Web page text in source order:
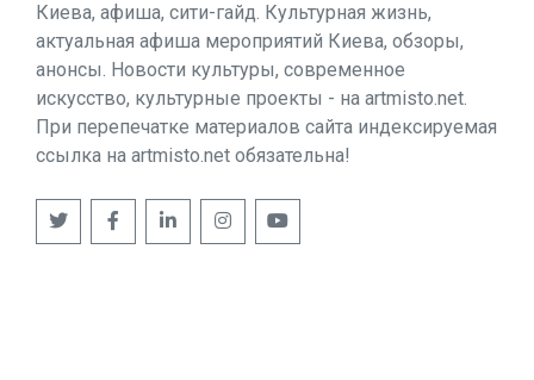
Киева, афиша, сити-гайд. Культурная жизнь,
актуальная афиша мероприятий Киева, обзоры,
анонсы. Новости культуры, современное
искусство, культурные проекты - на artmisto.net.
При перепечатке материалов сайта индексируемая
ссылка на artmisto.net обязательна!